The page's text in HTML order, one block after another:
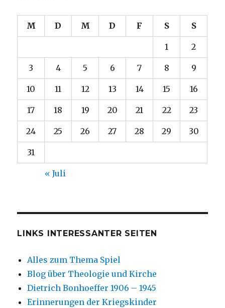
M D M D F S S
1 2
3 4 5 6 7 8 9
10 11 12 13 14 15 16
17 18 19 20 21 22 23
24 25 26 27 28 29 30
31
« Juli
LINKS INTERESSANTER SEITEN
Alles zum Thema Spiel
Blog über Theologie und Kirche
Dietrich Bonhoeffer 1906 – 1945
Erinnerungen der Kriegskinder